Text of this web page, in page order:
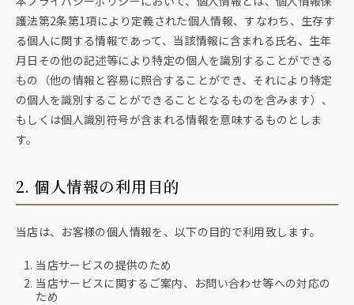
護法第2条第1項により定義された個人情報、すなわち、生存す
る個人に関する情報であって、当該情報に含まれる氏名、生年
月日その他の記述等により特定の個人を識別することができる
もの（他の情報と容易に照合することができ、それにより特定
の個人を識別することができることとなるものを含みます）、
もしくは個人識別符号が含まれる情報を意味するものとしま
す。
2. 個人情報の利用目的
当店は、お客様の個人情報を、以下の目的で利用致します。
当店サービスの提供のため
当店サービスに関するご案内、お問い合わせ等への対応の
ため